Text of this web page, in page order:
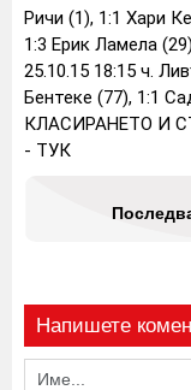
Ричи (1), 1:1 Хари
1:3 Ерик Ламела
25.10.15 18:15 ч.
Бентеке (77), 1:1
КЛАСИРАНЕТО И
- ТУК
Напишете